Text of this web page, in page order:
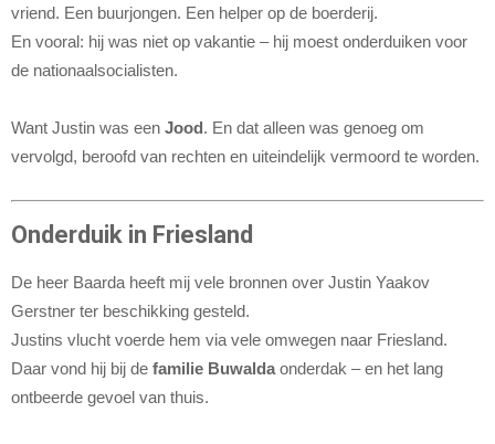
vriend. Een buurjongen. Een helper op de boerderij.
En vooral: hij was niet op vakantie – hij moest onderduiken voor
de nationaalsocialisten.
Want Justin was een Jood. En dat alleen was genoeg om
vervolgd, beroofd van rechten en uiteindelijk vermoord te worden.
Onderduik in Friesland
De heer Baarda heeft mij vele bronnen over Justin Yaakov
Gerstner ter beschikking gesteld.
Justins vlucht voerde hem via vele omwegen naar Friesland.
Daar vond hij bij de familie Buwalda onderdak – en het lang
ontbeerde gevoel van thuis.